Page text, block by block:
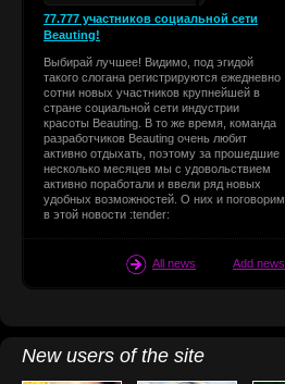
77.777 участников социальной сети
Beauting!
Выбирай лучшее! Видимо, под эгидой
такого слогана регистрируются ежедневно
сотни новых участников крупнейшей в
стране социальной сети индустрии
красоты Beauting. В то же время, команда
разработчиков Beauting очень любит
активно отдыхать, поэтому за прошедшие
несколько месяцев мы с удовольствием
активно поработали и ввели ряд новых
удобных возможностей. О них и поговорим
в этой новости :tender:
Add news
All news
New users of the site